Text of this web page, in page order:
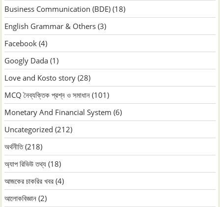
Business Communication (BDE) (18)
English Grammar & Others (3)
Facebook (4)
Googly Dada (1)
Love and Kosto story (28)
MCQ নৈব্যক্তিক প্রশ্ন ও সমাধান (101)
Monetary And Financial System (6)
Uncategorized (212)
অর্থনীতি(218)
অ্যাপ রিভিউ তথ্য (18)
আজকের চাকরির খবর (4)
আলোকবিজ্ঞান (2)